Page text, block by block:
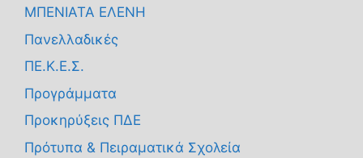
ΜΠΕΝΙΑΤΑ ΕΛΕΝΗ
Πανελλαδικές
ΠΕ.Κ.Ε.Σ.
Προγράμματα
Προκηρύξεις ΠΔΕ
Πρότυπα & Πειραματικά Σχολεία